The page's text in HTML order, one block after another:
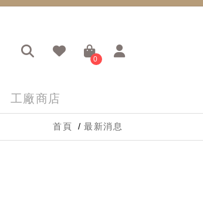
0
工廠商店
首頁 最新消息